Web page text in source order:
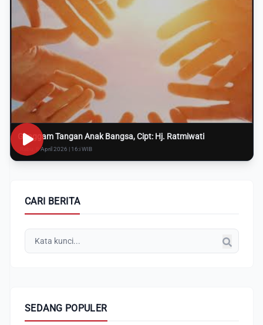
Genggam Tangan Anak Bangsa, Cipt: Hj. Ratmiwati
Rabu, 8 April 2026 | 16:i WIB
CARI BERITA
SEDANG POPULER